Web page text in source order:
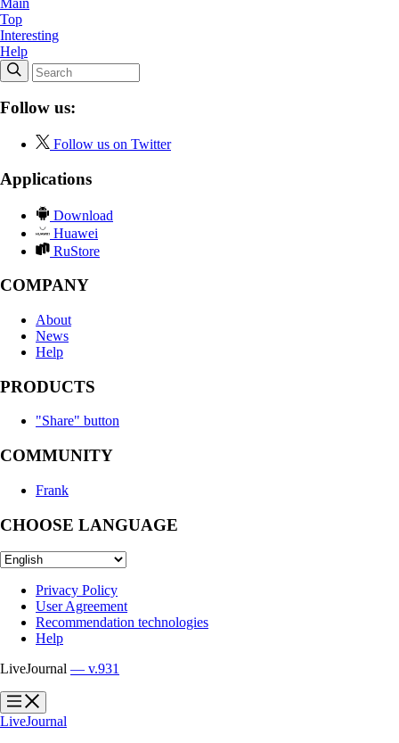
Top
Interesting
Help
Follow us:
Follow us on Twitter
Applications
Download
Huawei
RuStore
COMPANY
About
News
Help
PRODUCTS
"Share" button
COMMUNITY
Frank
CHOOSE LANGUAGE
Privacy Policy
User Agreement
Recommendation technologies
Help
LiveJournal — v.931
?
?
LiveJournal